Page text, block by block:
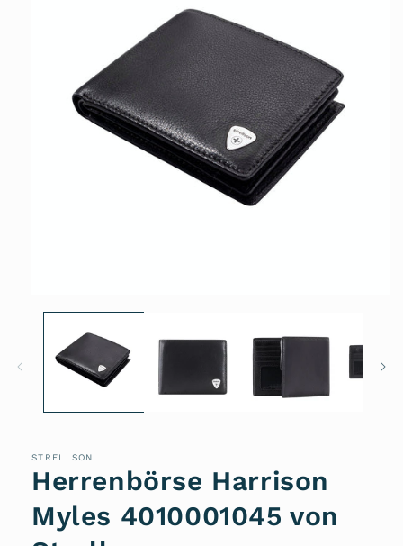
öffnen
STRELLSON
Herrenbörse Harrison
Myles 4010001045 von